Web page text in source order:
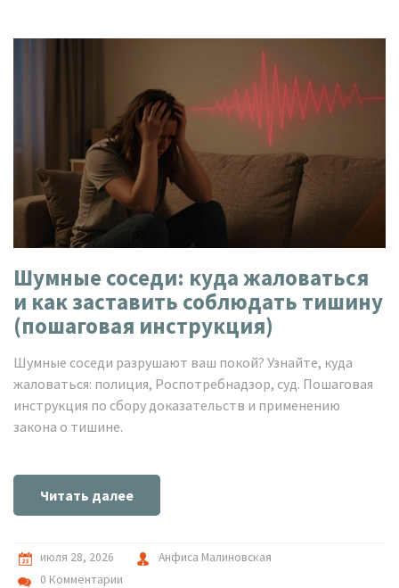
Шумные соседи: куда жаловаться
и как заставить соблюдать тишину
(пошаговая инструкция)
Шумные соседи разрушают ваш покой? Узнайте, куда
жаловаться: полиция, Роспотребнадзор, суд. Пошаговая
инструкция по сбору доказательств и применению
закона о тишине.
Читать далее
июля 28, 2026
Анфиса Малиновская
0 Комментарии